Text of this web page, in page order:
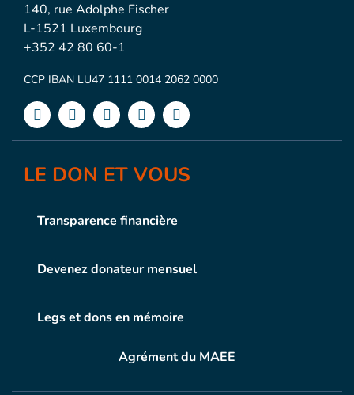
140, rue Adolphe Fischer
L-1521 Luxembourg
+352 42 80 60-1
CCP IBAN LU47 1111 0014 2062 0000
LE DON ET VOUS
Transparence financière
Devenez donateur mensuel
Legs et dons en mémoire
Agrément du MAEE